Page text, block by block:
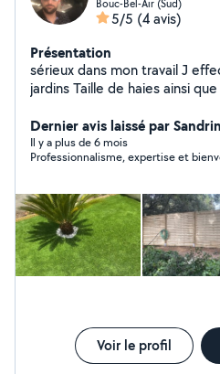
Bouc-Bel-Air (Sud)
5/5 (4 avis)
Présentation
sérieux dans mon travail J
jardins Taille de haies ainsi
rouleau Petite maçonnerie
extérieur abri panneau etc Bricolage Pose
bois et pelouse synthétique N hésiter pas à me
Dernier avis laissé par
Il y a plus de 6 mois
Professionnalisme, expertise et
Voir le profil